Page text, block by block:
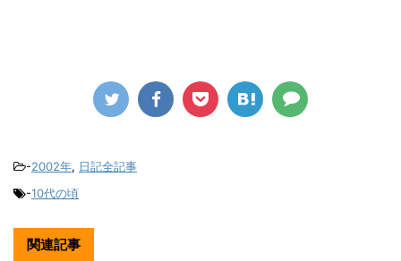
-2002年, 日記全記事
-10代の頃
関連記事